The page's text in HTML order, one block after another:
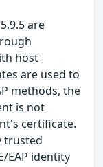
are
host
are used to
methods, the
is not
certificate.
trusted
EAP identity